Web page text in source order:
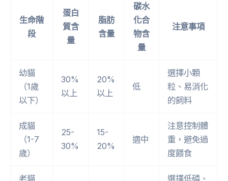
生命階
段
蛋白
質含
量
脂肪
含量
碳水
化合
物含
量
注意事項
幼貓
（1歲
以下）
30%
以上
20%
以上
低
選擇小顆
粒、易消化
的飼料
成貓
（1-7
歲）
25-
30%
15-
20%
適中
注意控制體
重，避免過
度餵食
老貓
選擇低磷、